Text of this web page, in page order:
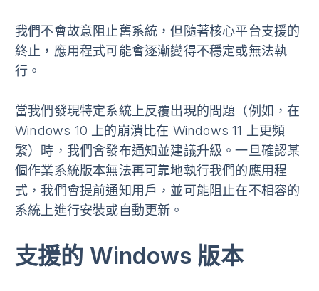
我們不會故意阻止舊系統，但隨著核心平台支援的
終止，應用程式可能會逐漸變得不穩定或無法執
行。
當我們發現特定系統上反覆出現的問題（例如，在
Windows 10 上的崩潰比在 Windows 11 上更頻
繁）時，我們會發布通知並建議升級。一旦確認某
個作業系統版本無法再可靠地執行我們的應用程
式，我們會提前通知用戶，並可能阻止在不相容的
系統上進行安裝或自動更新。
支援的 Windows 版本